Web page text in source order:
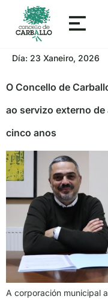
Día: 23 Xaneiro, 2026
O Concello de
ao servizo externo
cinco anos
A corporación municipal